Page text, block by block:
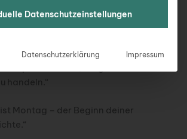
handeln.“
Montag – der Beginn deiner
Datenschutzeinstellungen
Datenschutzerklärung Impressum